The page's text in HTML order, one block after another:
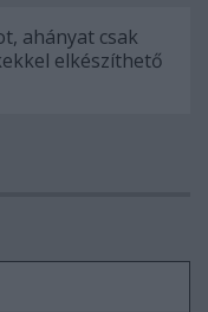
ahányat csak
elkészíthető